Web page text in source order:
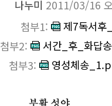
나누미 2011/03/16
첨부1:
첨부2:
첨부3:
영성체송